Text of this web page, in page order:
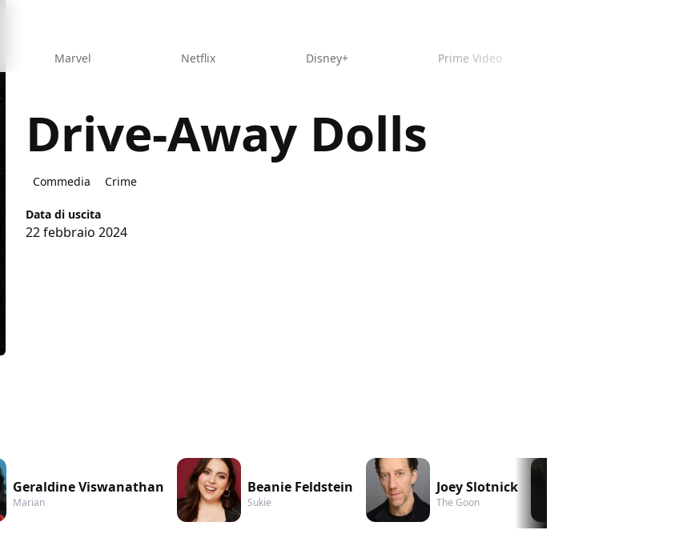
Marvel Netflix Disney+ Prime Video
Drive-Away Dolls
Commedia Crime
Data di uscita
22 febbraio 2024
Geraldine Viswanathan
Marian
Beanie Feldstein
Sukie
Joey Slotnick
The Goon